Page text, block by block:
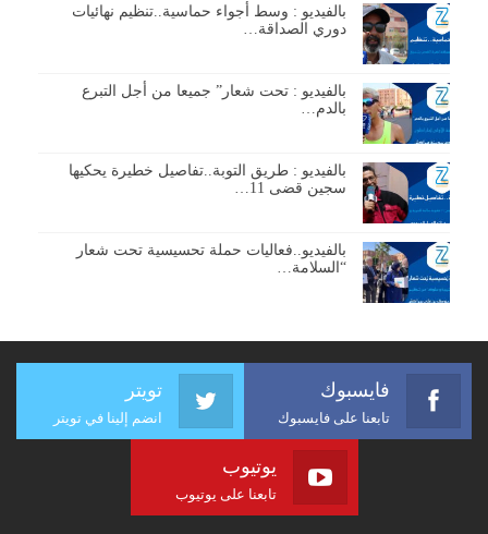
بالفيديو : وسط أجواء حماسية..تنظيم نهائيات
دوري الصداقة…
بالفيديو : تحت شعار” جميعا من أجل التبرع
بالدم…
بالفيديو : طريق التوبة..تفاصيل خطيرة يحكيها
سجين قضى 11…
بالفيديو..فعاليات حملة تحسيسية تحت شعار
“السلامة…
فايسبوك
تابعنا على فايسبوك
تويتر
انضم إلينا في تويتر
يوتيوب
تابعنا على يوتيوب